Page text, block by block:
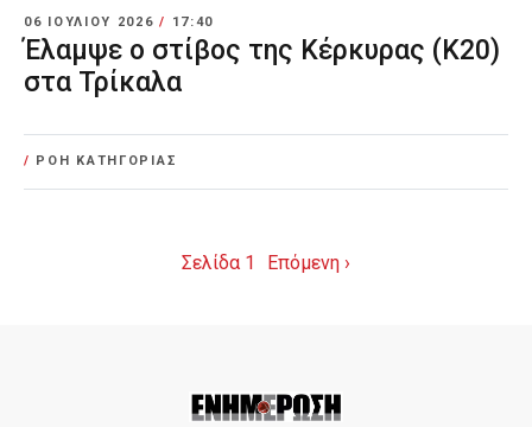
06 ΙΟΥΛΊΟΥ 2026/ 17:40
Έλαμψε ο στίβος της Κέρκυρας (Κ20)
στα Τρίκαλα
/ ΡΟΗ ΚΑΤΗΓΟΡΙΑΣ
Σελίδα 1 Επόμενη ›